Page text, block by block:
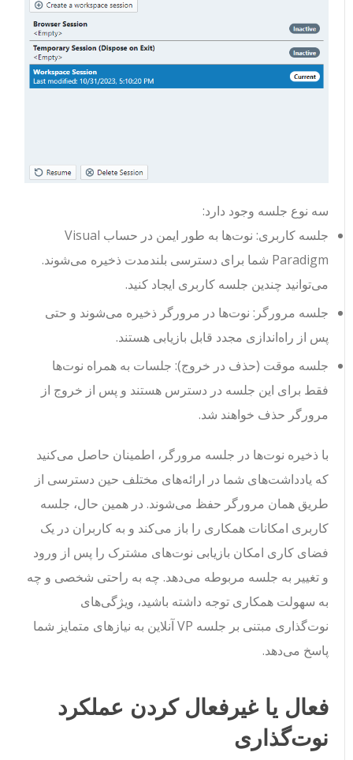
سه نوع جلسه وجود دارد:
جلسه کاربری: نوت‌ها به طور ایمن در حساب Visual
Paradigm شما برای دسترسی بلندمدت ذخیره می‌شوند.
می‌توانید چندین جلسه کاربری ایجاد کنید.
جلسه مرورگر: نوت‌ها در مرورگر ذخیره می‌شوند و حتی
پس از راه‌اندازی مجدد قابل بازیابی هستند.
جلسه موقت (حذف در خروج): جلسات به همراه نوت‌ها
فقط برای این جلسه در دسترس هستند و پس از خروج از
مرورگر حذف خواهند شد.
با ذخیره نوت‌ها در جلسه مرورگر، اطمینان حاصل می‌کنید
که یادداشت‌های شما در ارائه‌های مختلف حین دسترسی از
طریق همان مرورگر حفظ می‌شوند. در همین حال، جلسه
کاربری امکانات همکاری را باز می‌کند و به کاربران در یک
فضای کاری امکان بازیابی نوت‌های مشترک را پس از ورود
و تغییر به جلسه مربوطه می‌دهد. چه به راحتی شخصی و چه
به سهولت همکاری توجه داشته باشید، ویژگی‌های
نوت‌گذاری مبتنی بر جلسه VP آنلاین به نیازهای متمایز شما
پاسخ می‌دهد.
فعال یا غیرفعال کردن عملکرد
نوت‌گذاری